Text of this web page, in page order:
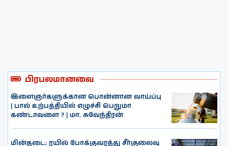
பிரபலமானவை
இளைஞர்களுக்கான பொன்னான வாய்ப்பு
| பால் உற்பத்தியில் எழுச்சி பெறுமா
கண்டாவளை ? | மா. சுவேந்திரன்
மின்தடை: ரயில் போக்குவரத்து சீர்குலைவு